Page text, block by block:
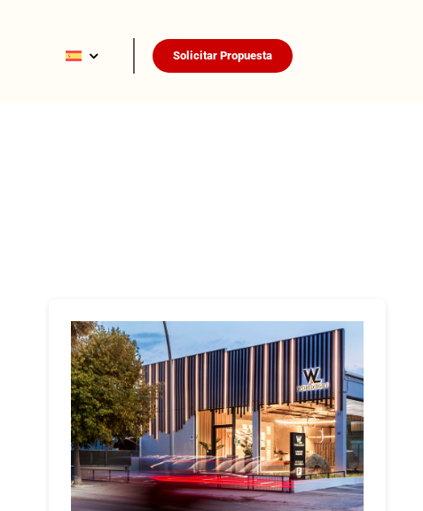
Solicitar Propuesta